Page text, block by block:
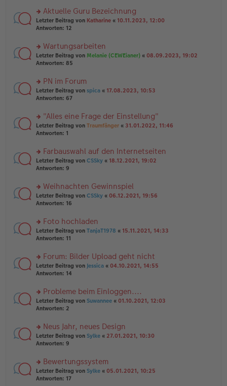
g
e
n
er
tr
a
g
n
g
el
e
n
er
tr
a
g
rs
te
n
g
el
e
n
er
tr
a
g
Aktuelle Guru Bezeichnung
Letzter Beitrag von Katharine « 10.11.2023, 12:00
Antworten: 12
rs
te
n
g
el
e
n
er
tr
a
g
Wartungsarbeiten
Letzter Beitrag von Melanie (CEWEianer) « 08.09.2023, 19:02
Antworten: 85
rs
te
n
g
el
e
n
er
tr
a
g
PN im Forum
Letzter Beitrag von spica « 17.08.2023, 10:53
Antworten: 67
rs
te
n
g
el
e
n
er
tr
a
g
"Alles eine Frage der Einstellung"
Letzter Beitrag von Traumfänger « 31.01.2022, 11:46
Antworten: 1
rs
te
n
g
el
e
n
er
tr
a
g
Farbauswahl auf den Internetseiten
Letzter Beitrag von CSSky « 18.12.2021, 19:02
Antworten: 9
rs
te
n
g
el
e
n
er
tr
a
g
Weihnachten Gewinnspiel
Letzter Beitrag von CSSky « 06.12.2021, 19:56
Antworten: 16
rs
te
n
g
el
e
n
er
tr
a
g
Foto hochladen
Letzter Beitrag von TanjaT1978 « 15.11.2021, 14:33
Antworten: 11
rs
te
n
g
el
e
n
er
tr
a
g
Forum: Bilder Upload geht nicht
Letzter Beitrag von Jessica « 04.10.2021, 14:55
Antworten: 14
rs
te
n
g
el
e
n
er
Probleme beim Einloggen....
Letzter Beitrag von Suwannee « 01.10.2021, 12:03
Antworten: 2
rs
te
n
g
el
Neus Jahr, neues Design
Letzter Beitrag von Sylke « 27.01.2021, 10:30
Antworten: 9
rs
te
Bewertungssystem
Letzter Beitrag von Sylke « 05.01.2021, 10:25
Antworten: 17